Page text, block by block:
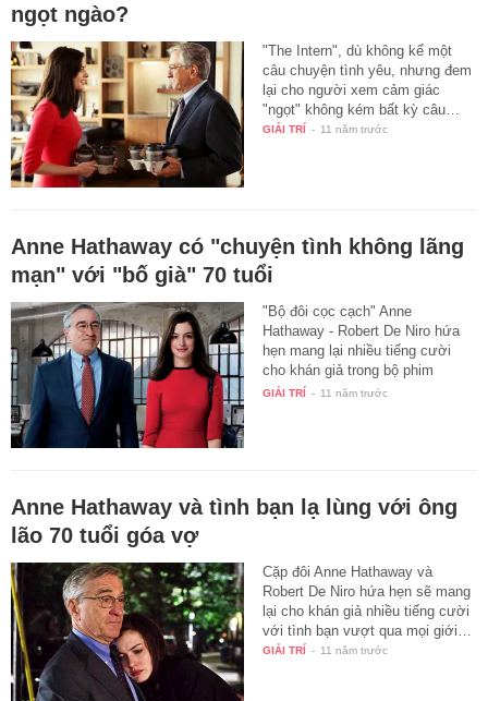
ngọt ngào?
"The Intern", dù không kể một
câu chuyện tình yêu, nhưng đem
lại cho người xem cảm giác
"ngọt" không kém bất kỳ câu…
GIẢI TRÍ - 11 năm trước
Anne Hathaway có "chuyện tình không lãng
mạn" với "bố già" 70 tuổi
"Bộ đôi cọc cạch" Anne
Hathaway - Robert De Niro hứa
hẹn mang lại nhiều tiếng cười
cho khán giả trong bộ phim
"The…
GIẢI TRÍ - 11 năm trước
Anne Hathaway và tình bạn lạ lùng với ông
lão 70 tuổi góa vợ
Cặp đôi Anne Hathaway và
Robert De Niro hứa hẹn sẽ mang
lại cho khán giả nhiều tiếng cười
với tình bạn vượt qua mọi giới…
GIẢI TRÍ - 11 năm trước